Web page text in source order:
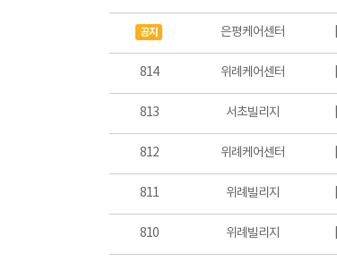
공지 은평케어센터
814 위례케어센터
813 서초빌리지
812 위례케어센터
811 위례빌리지
810 위례빌리지